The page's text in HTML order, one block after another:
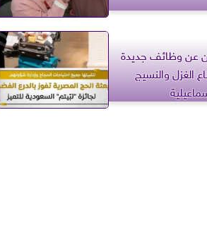
عن وظائف جديدة
الغزل والنسيج